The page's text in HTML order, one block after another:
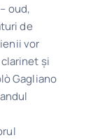
oud,
de
vor
și
Gagliano